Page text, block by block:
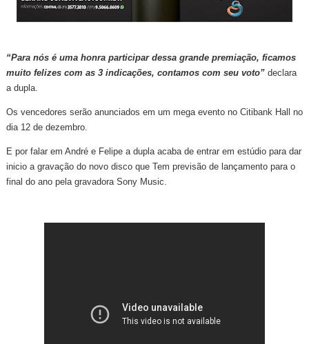
“Para nós é uma honra participar dessa grande premiação, ficamos
muito felizes com as 3 indicações, contamos com seu voto” declara
a dupla.
Os vencedores serão anunciados em um mega evento no Citibank Hall no
dia 12 de dezembro.
E por falar em André e Felipe a dupla acaba de entrar em estúdio para dar
inicio a gravação do novo disco que Tem previsão de lançamento para o
final do ano pela gravadora Sony Music.